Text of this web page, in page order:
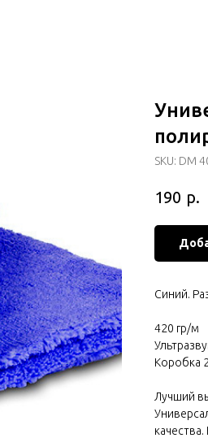
SKU: DM
190 р.
Синий.
420 гр/м
Коробка
Лучший